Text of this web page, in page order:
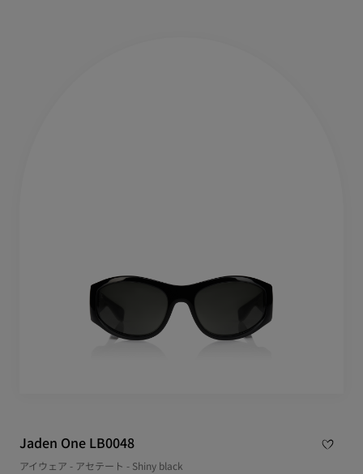
Jaden One LB0048
アイウェア - アセテート - Shiny black